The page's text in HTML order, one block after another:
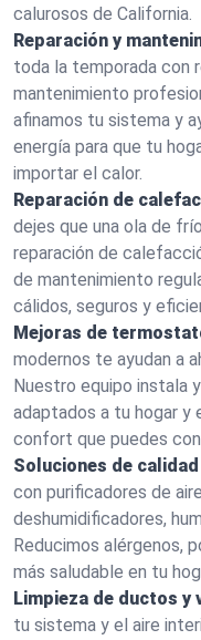
calurosos de California.
Reparación y
toda la temporada con
mantenimiento
afinamos tu sistema y
energía para que tu
importar el calor.
Reparación de
dejes que una ola de
reparación de
de mantenimiento
cálidos, seguros y
Mejoras de
modernos te ayudan a
Nuestro equipo instala
adaptados a tu hogar y
confort que puedes
Soluciones de
con purificadores de
deshumidificadores,
Reducimos alérgenos,
más saludable en tu
Limpieza de ductos y
tu sistema y el aire